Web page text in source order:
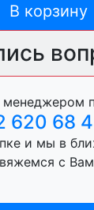
В корзину
менеджером
620 68
и мы в
с